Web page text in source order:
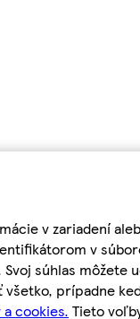
v zariadení
v
súhlas môžete
prípadne
cookies. Tieto